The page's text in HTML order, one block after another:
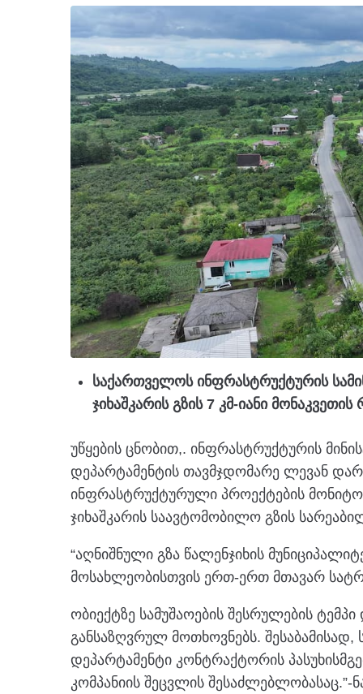
საქართველოს ინფრასტრუქტურის
ჯიხაშკარის გზის 7 კმ-იანი
უწყების ცნობით,. ინფრასტრუქტურის
დეპარტამენტის თავმჯდომარე ლევან
ინფრასტრუქტურული პროექტების
ჯიხაშკარის საავტომობილო გზის
“აღნიშნული გზა წალენჯიხის
მოსახლეობისთვის ერთ-ერთ მთავარ
ობიექტზე სამუშაოების შესრულების
განსაზღვრულ მოთხოვნებს.
დეპარტამენტი კონტრაქტორის
კომპანიის შეცვლის შესაძლებლობასაც.”-